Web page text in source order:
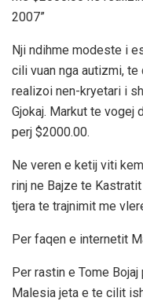
2007”
Nji ndihme modeste i
cili vuan nga autizmi,
realizoi nen-kryetari i
Gjokaj. Markut te vogej
perj $2000.00.
Ne veren e ketij viti
rinj ne Bajze te
tjera te trajnimit me
Per faqen e internetit
Per rastin e Tome
Malesia jeta e te cilit